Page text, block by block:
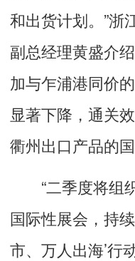
和出货计划。”浙
副总经理黄盛介
加与乍浦港同价
显著下降，通关
衢州出口产品的国
“二季度将组
国际性展会，持
市、万人出海’行